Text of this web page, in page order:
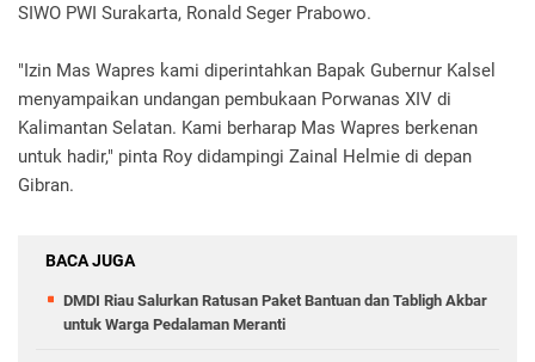
SIWO PWI Surakarta, Ronald Seger Prabowo.
"Izin Mas Wapres kami diperintahkan Bapak Gubernur Kalsel
menyampaikan undangan pembukaan Porwanas XIV di
Kalimantan Selatan. Kami berharap Mas Wapres berkenan
untuk hadir," pinta Roy didampingi Zainal Helmie di depan
Gibran.
BACA JUGA
DMDI Riau Salurkan Ratusan Paket Bantuan dan Tabligh Akbar
untuk Warga Pedalaman Meranti